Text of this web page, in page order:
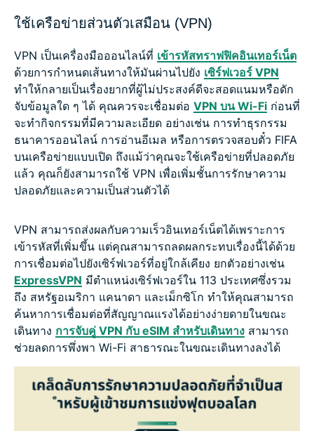
ใช้เครือข่ายส่วนตัวเสมือน (VPN)
VPN เป็นเครื่องมือออนไลน์ที่ เข้ารหัสทราฟฟิคอินเทอร์เน็ต
ด้วยการกำหนดเส้นทางให้มันผ่านไปยัง เซิร์ฟเวอร์ VPN
ทำให้กลายเป็นเรื่องยากที่ผู้ไม่ประสงค์ดีจะสอดแนมหรือดัก
จับข้อมูลใด ๆ ได้ คุณควรจะเชื่อมต่อ VPN บน Wi-Fi ก่อนที่
จะทำกิจกรรมที่มีความละเอียด อย่างเช่น การทำธุรกรรม
ธนาคารออนไลน์ การอ่านอีเมล หรือการตรวจสอบตั๋ว FIFA
บนเครือข่ายแบบเปิด ถึงแม้ว่าคุณจะใช้เครือข่ายที่ปลอดภัย
แล้ว คุณก็ยังสามารถใช้ VPN เพื่อเพิ่มชั้นการรักษาความ
ปลอดภัยและความเป็นส่วนตัวได้
VPN สามารถส่งผลกับความเร็วอินเทอร์เน็ตได้เพราะการ
เข้ารหัสที่เพิ่มขึ้น แต่คุณสามารถลดผลกระทบเรื่องนี้ได้ด้วย
การเชื่อมต่อไปยังเซิร์ฟเวอร์ที่อยู่ใกล้เคียง ยกตัวอย่างเช่น
ExpressVPN มีตำแหน่งเซิร์ฟเวอร์ใน 113 ประเทศซึ่งรวม
ถึง สหรัฐอเมริกา แคนาดา และเม็กซิโก ทำให้คุณสามารถ
ค้นหาการเชื่อมต่อที่สัญญาณแรงได้อย่างง่ายดายในขณะ
เดินทาง การจับคู่ VPN กับ eSIM สำหรับเดินทาง สามารถ
ช่วยลดการพึ่งพา Wi-Fi สาธารณะในขณะเดินทางลงได้